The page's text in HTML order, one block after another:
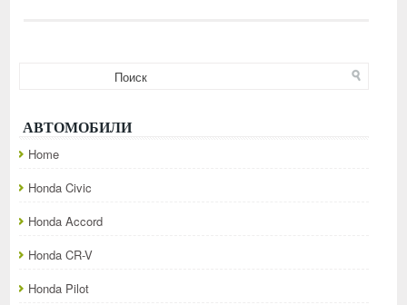
АВТОМОБИЛИ
Home
Honda Civic
Honda Accord
Honda CR-V
Honda Pilot